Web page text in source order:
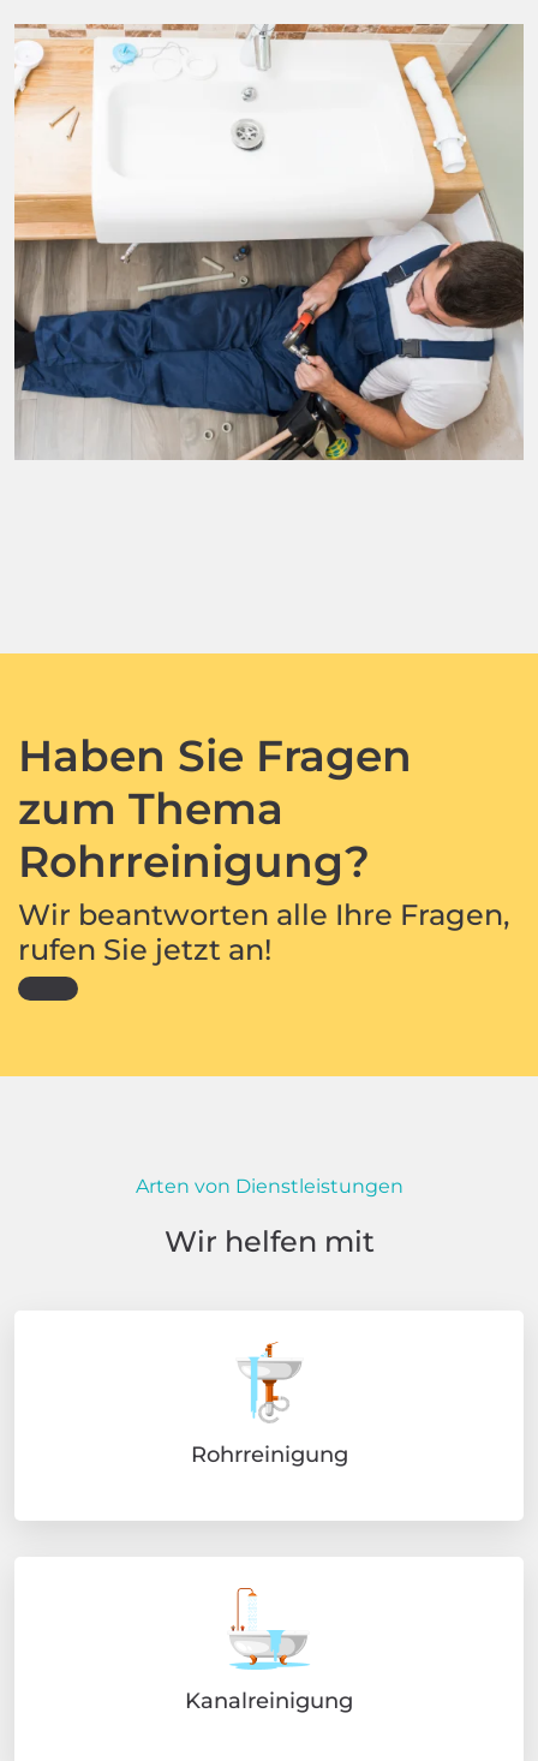
Haben Sie Fragen
zum Thema
Rohrreinigung?
Wir beantworten alle Ihre Fragen,
rufen Sie jetzt an!
Arten von Dienstleistungen
Wir helfen mit
Rohrreinigung
Kanalreinigung